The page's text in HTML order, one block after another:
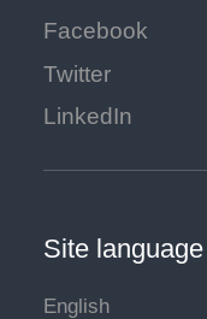
Facebook
Twitter
LinkedIn
Site language
English